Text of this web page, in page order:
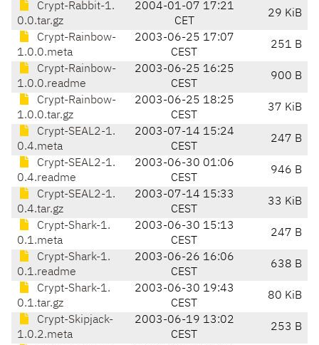
Crypt-Rabbit-1.
0.0.tar.gz
2004-01-07 17:21
CET
29 KiB
Crypt-Rainbow-
1.0.0.meta
2003-06-25 17:07
CEST
251 B
Crypt-Rainbow-
1.0.0.readme
2003-06-25 16:25
CEST
900 B
Crypt-Rainbow-
1.0.0.tar.gz
2003-06-25 18:25
CEST
37 KiB
Crypt-SEAL2-1.
0.4.meta
2003-07-14 15:24
CEST
247 B
Crypt-SEAL2-1.
0.4.readme
2003-06-30 01:06
CEST
946 B
Crypt-SEAL2-1.
0.4.tar.gz
2003-07-14 15:33
CEST
33 KiB
Crypt-Shark-1.
0.1.meta
2003-06-30 15:13
CEST
247 B
Crypt-Shark-1.
0.1.readme
2003-06-26 16:06
CEST
638 B
Crypt-Shark-1.
0.1.tar.gz
2003-06-30 19:43
CEST
80 KiB
Crypt-Skipjack-
1.0.2.meta
2003-06-19 13:02
CEST
253 B